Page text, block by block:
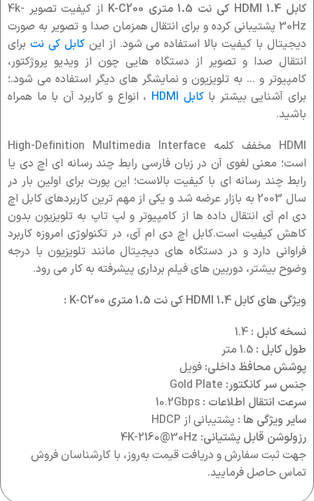
کابل 1.4 HDMI کی نت 1.5 متری K-C200
از کیفیت تصویر 4k-
30Hz پشتیبانی کرده و برای انتقال همزمان صدا و تصویر به صورت
دیجیتال با کیفیت بالا استفاده می شود. از اینکابل کی نت برای
انتقال صدا و تصویر از دستگاه هایی چون از ویدیو پروژکتور،
کامپیوتر و … به تلویزیون و نمایشگر های دیگر استفاده می شود.؛
برای آشنایی بیشتر باکابل HDMI
، انواع و کاربرد آن با ما همراه
باشید.
HDMI مخفف کلمه High-Definition Multimedia Interface
است؛ معنی لغوی آن در زبان فارسی رابط چند رسانه ای اچ دی یا
رابط چند رسانه ای با کیفیت بالاست؛ این پورت برای اولین بار در
سال 2003 به بازار عرضه شد و یکی از مهم ترین کاربردهای کابل اچ
دی ام آی انتقال داده ها از کامپیوتر و لپ تاپ به تلویزیون بدون
کاهش کیفیت است.کابل اچ دی ام آی، در تکنولوژی امروزه کاربرد
فراوانی دارد و در دستگاه های دیجیتال مانند تلویزیون با درجه
وضوح بیشتر، دوربین های فیلم برداری پیشرفته به کار می رود.
ویژگی های کابل 1.4 HDMI کی نت 1.5 متری K-C200 :
نسخه کابل :
طول کابل :
پوشش محافظ داخلی: فویل
جنس سر کانکتور:
سرعت انتقال اطلاعات : 10.2Gbps
سایر ویژگی ها : پشتیبانی از HDCP
رزولوشن قابل پشتیانی:
جهت ثبت سفارش و دریافت قیمت به‌روز، با کارشناسان فروش
تماس حاصل فرمایید.